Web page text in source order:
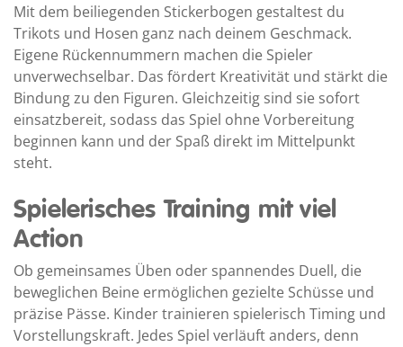
Mit dem beiliegenden Stickerbogen gestaltest du
Trikots und Hosen ganz nach deinem Geschmack.
Eigene Rückennummern machen die Spieler
unverwechselbar. Das fördert Kreativität und stärkt die
Bindung zu den Figuren. Gleichzeitig sind sie sofort
einsatzbereit, sodass das Spiel ohne Vorbereitung
beginnen kann und der Spaß direkt im Mittelpunkt
steht.
Spielerisches Training mit viel
Action
Ob gemeinsames Üben oder spannendes Duell, die
beweglichen Beine ermöglichen gezielte Schüsse und
präzise Pässe. Kinder trainieren spielerisch Timing und
Vorstellungskraft. Jedes Spiel verläuft anders, denn